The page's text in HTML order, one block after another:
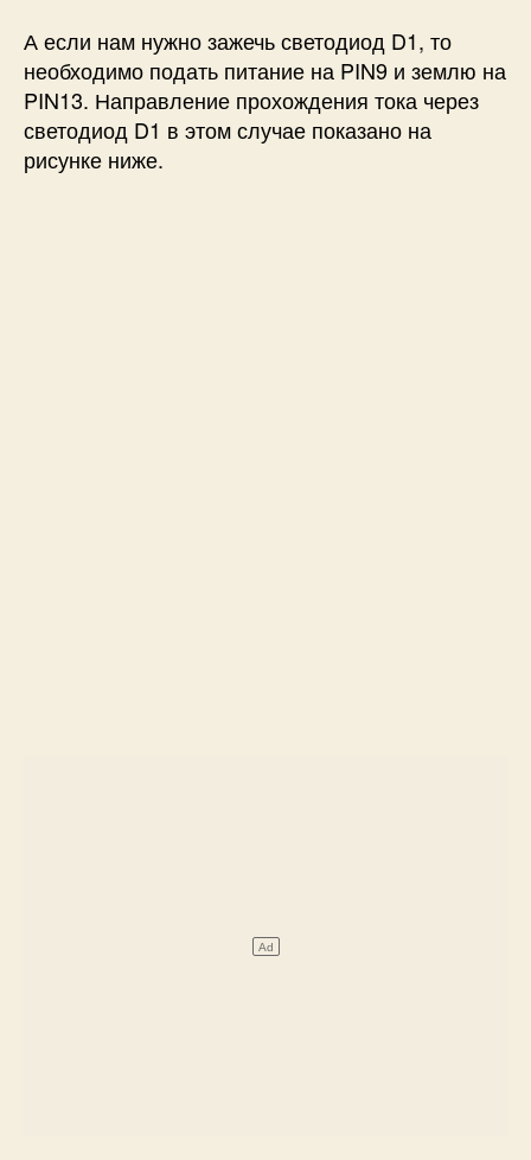
А если нам нужно зажечь светодиод D1, то
необходимо подать питание на PIN9 и землю на
PIN13. Направление прохождения тока через
светодиод D1 в этом случае показано на
рисунке ниже.